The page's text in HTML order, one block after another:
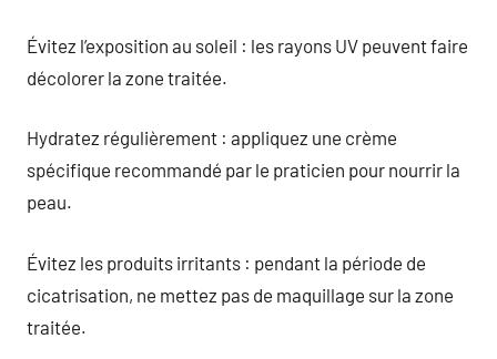
Évitez l’exposition au soleil : les rayons UV peuvent faire
décolorer la zone traitée.
Hydratez régulièrement : appliquez une crème
spécifique recommandé par le praticien pour nourrir la
peau.
Évitez les produits irritants : pendant la période de
cicatrisation, ne mettez pas de maquillage sur la zone
traitée.